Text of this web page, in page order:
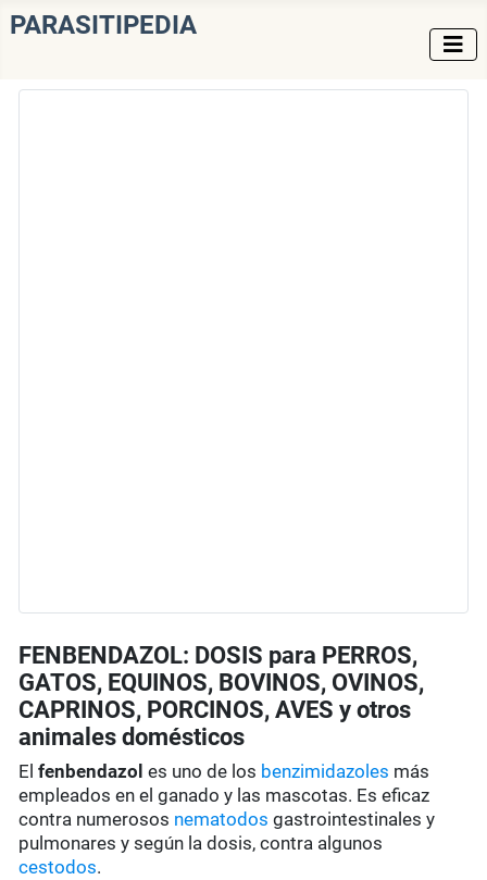
PARASITIPEDIA
FENBENDAZOL: DOSIS para PERROS,
GATOS, EQUINOS, BOVINOS, OVINOS,
CAPRINOS, PORCINOS, AVES y otros
animales domésticos
Elfenbendazol es uno de los benzimidazoles más
empleados en el ganado y las mascotas. Es eficaz
contra numerosos nematodos gastrointestinales y
pulmonares y según la dosis, contra algunos
cestodos.